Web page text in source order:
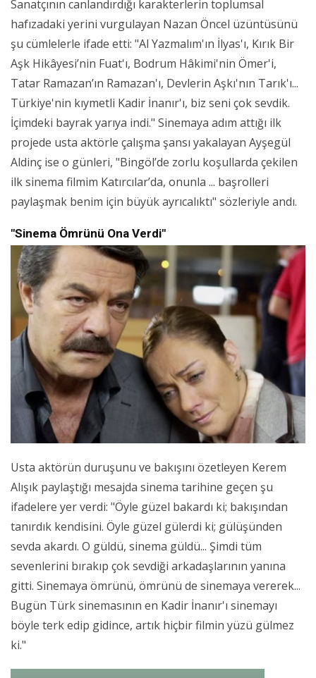
Sanatçının canlandırdığı karakterlerin toplumsal
hafızadaki yerini vurgulayan Nazan Öncel üzüntüsünü
şu cümlelerle ifade etti: "Al Yazmalım'ın İlyas'ı, Kırık Bir
Aşk Hikâyesi’nin Fuat'ı, Bodrum Hâkimi'nin Ömer'i,
Tatar Ramazan’ın Ramazan'ı, Devlerin Aşkı'nın Tarık'ı...
Türkiye'nin kıymetli Kadir İnanır'ı, biz seni çok sevdik.
İçimdeki bayrak yarıya indi." Sinemaya adım attığı ilk
projede usta aktörle çalışma şansı yakalayan Ayşegül
Aldinç ise o günleri, "Bingöl’de zorlu koşullarda çekilen
ilk sinema filmim Katırcılar’da, onunla ... başrolleri
paylaşmak benim için büyük ayrıcalıktı" sözleriyle andı.
"Sinema Ömrünü Ona Verdi"
Usta aktörün duruşunu ve bakışını özetleyen Kerem
Alışık paylaştığı mesajda sinema tarihine geçen şu
ifadelere yer verdi: "Öyle güzel bakardı ki; bakışından
tanırdık kendisini. Öyle güzel gülerdi ki; gülüşünden
sevda akardı. O güldü, sinema güldü... Şimdi tüm
sevenlerini bırakıp çok sevdiği arkadaşlarının yanına
gitti. Sinemaya ömrünü, ömrünü de sinemaya vererek...
Bugün Türk sinemasının en Kadir İnanır'ı sinemayı
böyle terk edip gidince, artık hiçbir filmin yüzü gülmez
ki."